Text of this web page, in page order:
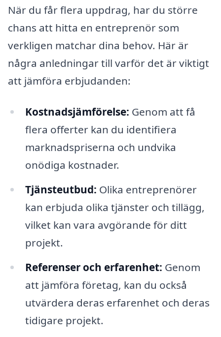
När du får flera uppdrag, har du större
chans att hitta en entreprenör som
verkligen matchar dina behov. Här är
några anledningar till varför det är viktigt
att jämföra erbjudanden:
Kostnadsjämförelse: Genom att få
flera offerter kan du identifiera
marknadspriserna och undvika
onödiga kostnader.
Tjänsteutbud: Olika entreprenörer
kan erbjuda olika tjänster och tillägg,
vilket kan vara avgörande för ditt
projekt.
Referenser och erfarenhet: Genom
att jämföra företag, kan du också
utvärdera deras erfarenhet och deras
tidigare projekt.